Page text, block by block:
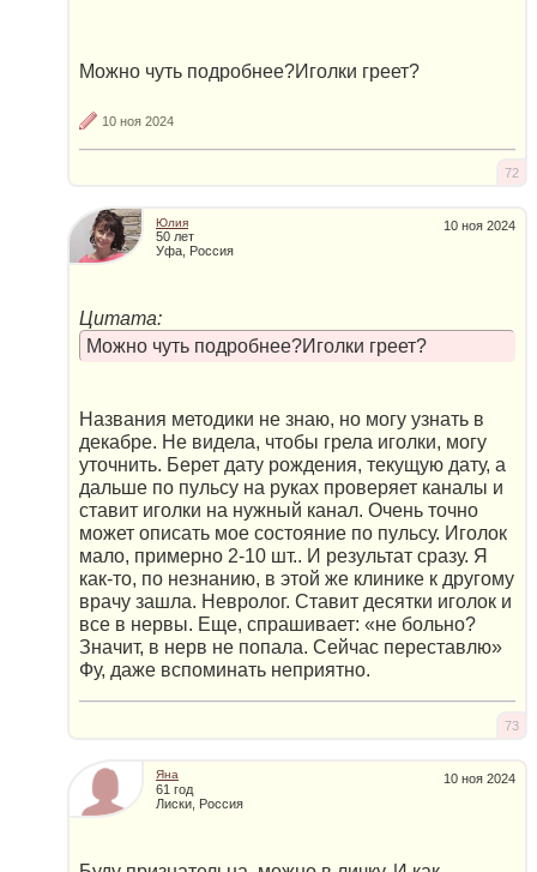
Можно чуть подробнее?Иголки греет?
10 ноя 2024
72
10 ноя 2024
Юлия
50 лет
Уфа, Россия
Цитата:
Можно чуть подробнее?Иголки греет?
Названия методики не знаю, но могу узнать в
декабре. Не видела, чтобы грела иголки, могу
уточнить. Берет дату рождения, текущую дату, а
дальше по пульсу на руках проверяет каналы и
ставит иголки на нужный канал. Очень точно
может описать мое состояние по пульсу. Иголок
мало, примерно 2-10 шт.. И результат сразу. Я
как-то, по незнанию, в этой же клинике к другому
врачу зашла. Невролог. Ставит десятки иголок и
все в нервы. Еще, спрашивает: «не больно?
Значит, в нерв не попала. Сейчас переставлю»
Фу, даже вспоминать неприятно.
73
10 ноя 2024
Яна
61 год
Лиски, Россия